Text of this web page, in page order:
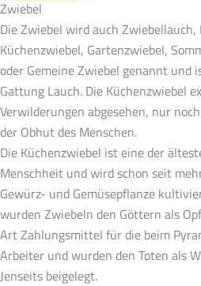
Zwiebel
Die Zwiebel wird auch
Küchenzwiebel, Gartenzwiebel,
oder Gemeine Zwiebel genannt und
Gattung Lauch. Die Küchenzwiebel
Verwilderungen abgesehen, nur
der Obhut des Menschen.
Die Küchenzwiebel ist eine der
Menschheit und wird schon seit
Gewürz- und Gemüsepflanze
wurden Zwiebeln den Göttern als
Art Zahlungsmittel für die beim
Arbeiter und wurden den Toten als
Jenseits beigelegt.